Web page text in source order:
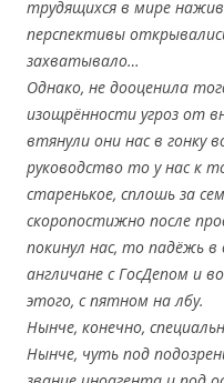
трудящихся в мире
перспективы
захватывало…
Однако, не дооценила
изощрённости угроз от
втянули они нас в гонку
руководство то у нас к
старенькое, сплошь за
скоропостижно после
покинул нас, то падёжь
англичане с ГосДепом и
этого, с пятном на лбу.
Нынче, конечно,
Нынче, чуть под